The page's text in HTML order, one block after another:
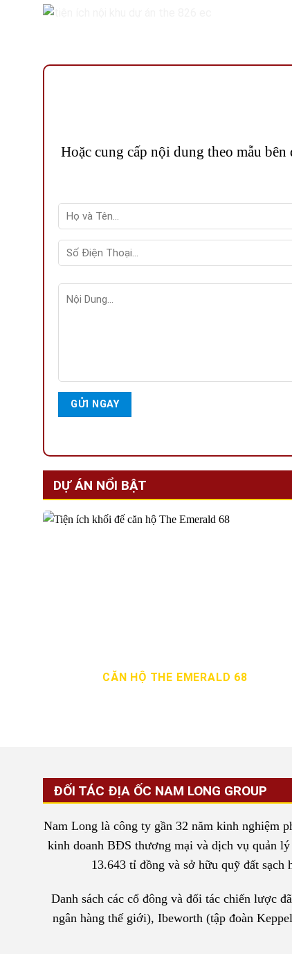
Hoặc cung cấp nội dung theo mẫu
DỰ ÁN NỔI BẬT
CĂN HỘ THE EMERALD 68
ĐỐI TÁC ĐỊA ỐC NAM LONG GROUP
Nam Long là công ty gần 32 năm kinh nghiệm
kinh doanh BĐS thương mại và dịch vụ quản
13.643 tỉ đồng và sở hữu quỹ đất
Danh sách các cổ đông và đối tác chiến lược
ngân hàng thế giới), Ibeworth (tập đoàn